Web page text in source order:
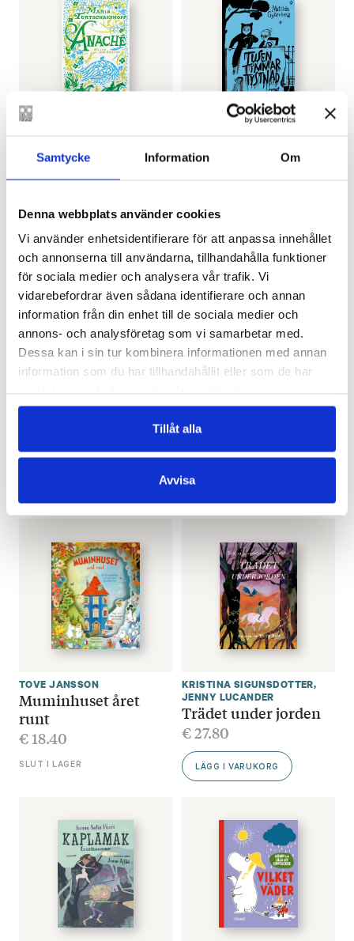
Samtycke Information Om
Denna webbplats använder cookies
Vi använder enhetsidentifierare för att anpassa innehållet
och annonserna till användarna, tillhandahålla funktioner
för sociala medier och analysera vår trafik. Vi
vidarebefordrar även sådana identifierare och annan
information från din enhet till de sociala medier och
annons- och analysföretag som vi samarbetar med.
Dessa kan i sin tur kombinera informationen med annan
information som du har tillhandahållit eller som de har
Tillåt alla
Avvisa
Anaché
€25.80
LÄGG I VARUKORG
Tusen timmar tystnad
LÄGG I VARUKORG
LINN HENRICHSON MIMI ÅKESSON,LINDA
Kom vinden!
€25.80
TOVE JANSSON
Muminhuset året
runt
€18.40
SLUT I LAGER
KRISTINA SIGUNSDOTTER,
JENNY LUCANDER
Trädet under jorden
€27.80
LÄGG I VARUKORG